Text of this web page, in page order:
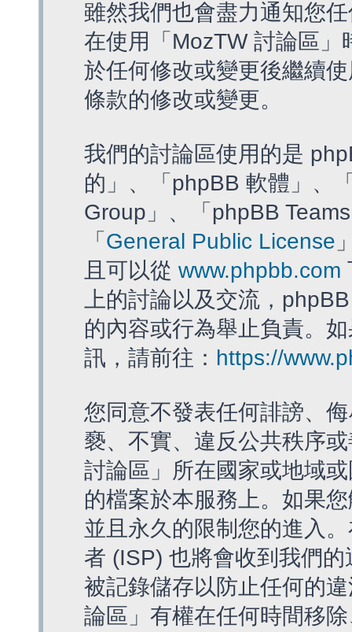
雖然我們也會盡力通知您
在使用「MozTW 討論區
於任何修改或變更後繼續
條款的修改或變更。
我們的討論區使用的是
的」、「phpBB 軟體」、
Group」、「phpBB
「 General Public License
且可以從 www.phpbb.com
上的討論以及交流，
的內容或行為舉止負責。
訊，請前往： https://
您同意不發表任何誹謗、
褻、不實、違反公共秩序
討論區」所在國家或地域
的檔案於本服務上。如果
並且永久的限制您的進入
者 (ISP) 也將會收到我們
被記錄儲存以防止任何的
論區」有權在任何時間移